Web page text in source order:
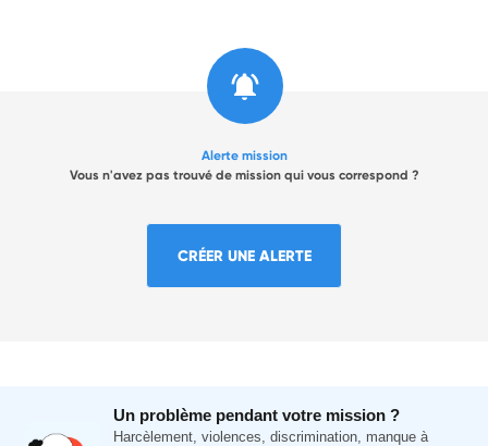
Alerte mission
Vous n'avez pas trouvé de mission qui vous correspond ?
CRÉER UNE ALERTE
Un problème pendant votre mission ?
Harcèlement, violences, discrimination, manque à